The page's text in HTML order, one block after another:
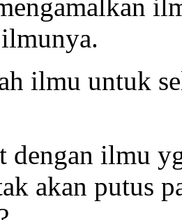
ilmu untuk
dengan ilmu
akan putus